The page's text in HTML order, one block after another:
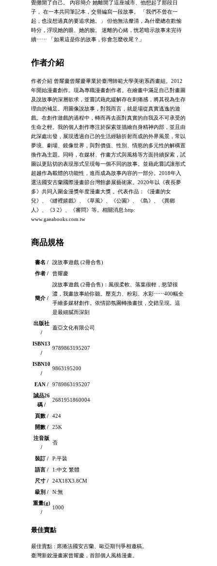
覺攤開了自己。 內容簡介 她離開了這座城市、他想起了那段日
子， 在一本共同筆記本，交替編寫一段故事。 「我們不曾在一
起，也沒想過真的要追求她。」 但他無法釐清，為什麼總在歡愉
時分，浮現她的眼、她的臉。 迷離的心緒，恍若暗示故事未完待
續⋯⋯ 「如果這是你的故事，你會怎麼收尾？」
作者介紹
作者介紹 曾耀慶曾耀慶畢業於臺灣師範大學美術系西畫組。2012
年開始漫畫創作。現為專職漫畫創作者。在繪畫中滿足自己對畫圖
及說故事的深層欲求，並嘗試藉此緩解存在刺痛感，將其視為生存
理由的補足。用圖像說故事，對我而言，就是場從真實逃逸的遊
戲。在創作遊戲的過程中，轉而再去面對真實的自我及不可承受的
生命之輕。我的個人創作專注於探索並描繪自身精神內部，並且由
此深處出發，展現透過自己的生活經驗折射而成的外界風景，常以
夢境、劇場、鏡像世界，與對價值、性別、情慾的多元性的解構置
換作為主題。同時，在媒材、作畫方式與風格等方面持續探索，試
圖以更貼切的表現形式呈現每一個不同的故事。並藉此嘗試讓形式
超越作為載體的功能性，進而成為故事內容的一部分。2018年入
選法國安古蘭國際漫畫節台灣館參展藝術家。2020年以《夜長夢
多》共同入圍金漫獎年度漫畫大獎 。代表作品：《漫畫的女
兒》、《縫裡嬉戲》、《草風》、《公園》、《島》、《異鄉
人》、《3 2》、《審問》等。相關消息:http:
www.gaeabooks.com.tw
商品規格
書名 /
說故事遊戲 (2冊合售)
作者 /
曾耀慶
簡介 /
說故事遊戲 (2冊合售)：風很柔軟、落葉很輕，慾望很
濃，我畫故事給你聽。壓克力、粉彩、水彩⋯⋯400幅全
手繪多媒材創作。依情節氛圍轉換畫技，交錯呈現。這
是最細膩而深刻
出版社
/
蓋亞文化有限公司
ISBN13
/
9789863195207
ISBN10
/
9863195200
EAN /
9789863195207
誠品26
碼 /
2681951860004
頁數 /
424
開數 /
25K
注音版
/
否
裝訂 /
P:平裝
語言 /
1:中文 繁體
尺寸 /
24X18X3.8CM
級別 /
N:無
重量(g)
/
1000
最佳賣點
最佳賣點 : 席捲法國安古蘭、歐亞期刊爭相邀稿。
臺灣新銳漫畫家曾耀慶，首部個人風格漫畫。